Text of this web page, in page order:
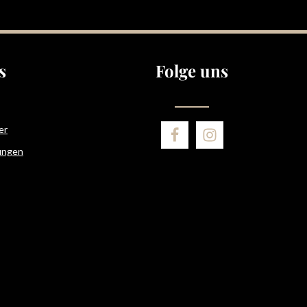
Ich habe dieDatenschutzbestimmungenzur
Pflichtfelder.
Folge uns